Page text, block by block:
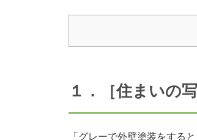
１．［住まいの
「グレーで外壁塗装をする